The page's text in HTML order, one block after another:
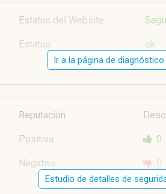
Estatus del Website
Estatus ok
Ir a la página de diagnóstico
Reputación
Positiva 0
Negativa 0
Estudio de detalles de